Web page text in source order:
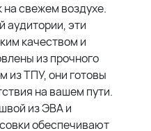
на свежем воздухе.
аудитории, эти
качеством и
из прочного
из ТПУ, они готовы
на вашем пути.
из ЭВА и
обеспечивают